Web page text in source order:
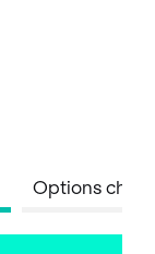
Options